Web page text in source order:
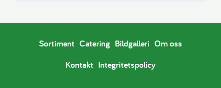
Sortiment Catering Bildgalleri Om oss
Kontakt Integritetspolicy